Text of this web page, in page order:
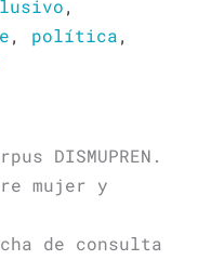
,
, política,
DISMUPREN.
mujer y
de consulta